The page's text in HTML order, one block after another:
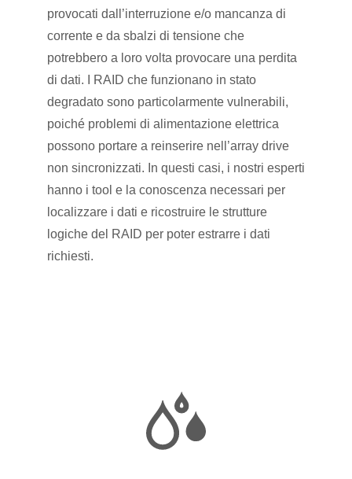
provocati dall’interruzione e/o mancanza di
corrente e da sbalzi di tensione che
potrebbero a loro volta provocare una perdita
di dati. I RAID che funzionano in stato
degradato sono particolarmente vulnerabili,
poiché problemi di alimentazione elettrica
possono portare a reinserire nell’array drive
non sincronizzati. In questi casi, i nostri esperti
hanno i tool e la conoscenza necessari per
localizzare i dati e ricostruire le strutture
logiche del RAID per poter estrarre i dati
richiesti.